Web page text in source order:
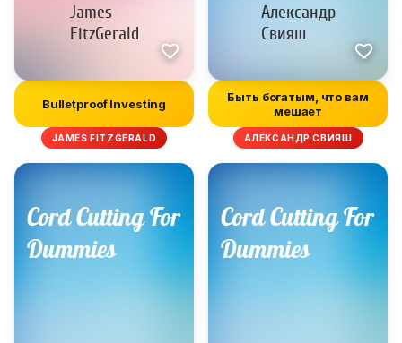
Bulletproof Investing
JAMES FITZGERALD
Быть богатым, что вам
мешает
АЛЕКСАНДР СВИЯШ